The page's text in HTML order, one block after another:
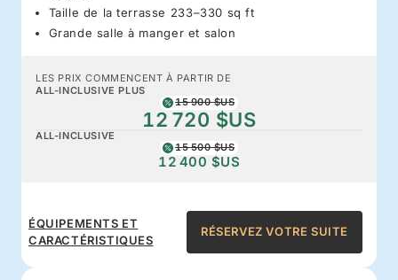
Taille de la terrasse 233–330 sq ft
Grande salle à manger et salon
LES PRIX COMMENCENT À PARTIR DE
ALL-INCLUSIVE PLUS
15 900 $US
12 720 $US
ALL-INCLUSIVE
15 500 $US
12 400 $US
ÉQUIPEMENTS ET
CARACTÉRISTIQUES
RÉSERVEZ VOTRE SUITE